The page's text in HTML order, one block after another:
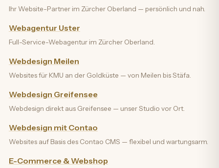
Ihr Website-Partner im Zürcher Oberland — persönlich und nah.
Webagentur Uster
Full-Service-Webagentur im Zürcher Oberland.
Webdesign Meilen
Websites für KMU an der Goldküste — von Meilen bis Stäfa.
Webdesign Greifensee
Webdesign direkt aus Greifensee — unser Studio vor Ort.
Webdesign mit Contao
Websites auf Basis des Contao CMS — flexibel und wartungsarm.
E-Commerce & Webshop